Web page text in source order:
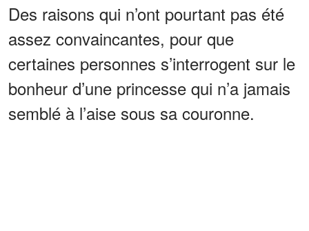
Des raisons qui n’ont pourtant pas été
assez convaincantes, pour que
certaines personnes s’interrogent sur le
bonheur d’une princesse qui n’a jamais
semblé à l’aise sous sa couronne.